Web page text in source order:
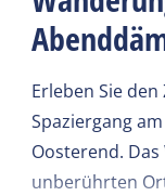
Erleben Sie
Spaziergang
Oosterend.
unberührten